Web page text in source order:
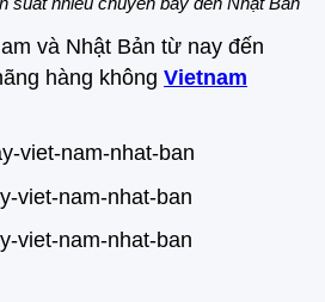
và Nhật Bản từ nay đến
hàng không Vietnam